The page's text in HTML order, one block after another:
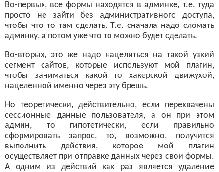
Во-первых, все формы находятся в админке, т.е. туда
просто не зайти без административного доступа,
чтобы что то там сделать. Т.е. сначала надо сломать
админку, а потом уже что то можно будет сделать.
Во-вторых, это же надо нацелиться на такой узкий
сегмент сайтов, которые используют мой плагин,
чтобы заниматься какой то хакерской движухой,
нацеленной именно через эту брешь.
Но теоретически, действительно, если перехвачены
сессионные данные пользователя, а он при этом
админ, то гипотетически, если правильно
сформировать запрос, то, возможно, получится
выполнить действия, которое мой плагин
осуществляет при отправке данных через свои формы.
А одним из действий как раз является удаление